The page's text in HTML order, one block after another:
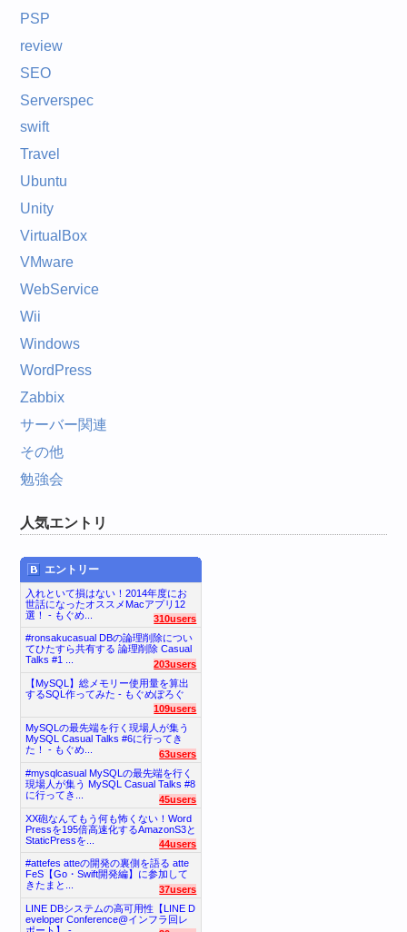
PSP
review
SEO
Serverspec
swift
Travel
Ubuntu
Unity
VirtualBox
VMware
WebService
Wii
Windows
WordPress
Zabbix
サーバー関連
その他
勉強会
人気エントリ
エントリー
入れといて損はない！2014年度にお
世話になったオススメMacアプリ12
選！ - もぐめ...
310users
#ronsakucasual DBの論理削除につい
てひたすら共有する 論理削除 Casual
Talks #1 ...
203users
【MySQL】総メモリー使用量を算出
するSQL作ってみた - もぐめぽろぐ
109users
MySQLの最先端を行く現場人が集う
MySQL Casual Talks #6に行ってき
た！ - もぐめ...
63users
#mysqlcasual MySQLの最先端を行く
現場人が集う MySQL Casual Talks #8
に行ってき...
45users
XX砲なんてもう何も怖くない！Word
Pressを195倍高速化するAmazonS3と
StaticPressを...
44users
#attefes atteの開発の裏側を語る atte
FeS【Go・Swift開発編】に参加して
きたまと...
37users
LINE DBシステムの高可用性【LINE D
eveloper Conference@インフラ回レ